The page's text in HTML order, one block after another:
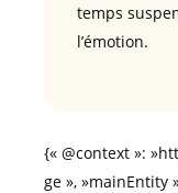
temps
l’émotion.
{« @context »:
ge », »mainEntity